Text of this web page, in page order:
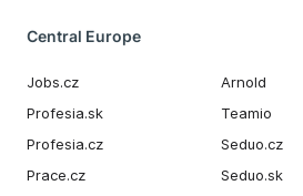
Central Europe
Jobs.cz
Profesia.sk
Profesia.cz
Prace.cz
Arnold
Teamio
Seduo.cz
Seduo.sk